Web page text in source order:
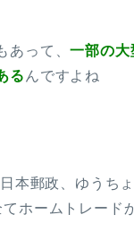
あって、一部の大
る んですよね
本郵政、ゆうち
ホームトレード